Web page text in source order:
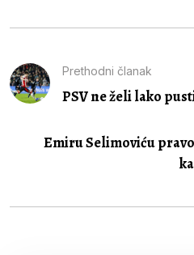
Prethodni članak
PSV ne želi lako
Emiru Selimoviću